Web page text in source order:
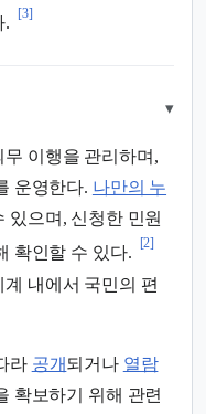
.
[3]
▾
무 이행을 관리하며,
운영한다. 나만의 누
있으며, 신청한 민원
확인할 수 있다.
[2]
계 내에서 국민의 편
라 공개되거나 열람
확보하기 위해 관련